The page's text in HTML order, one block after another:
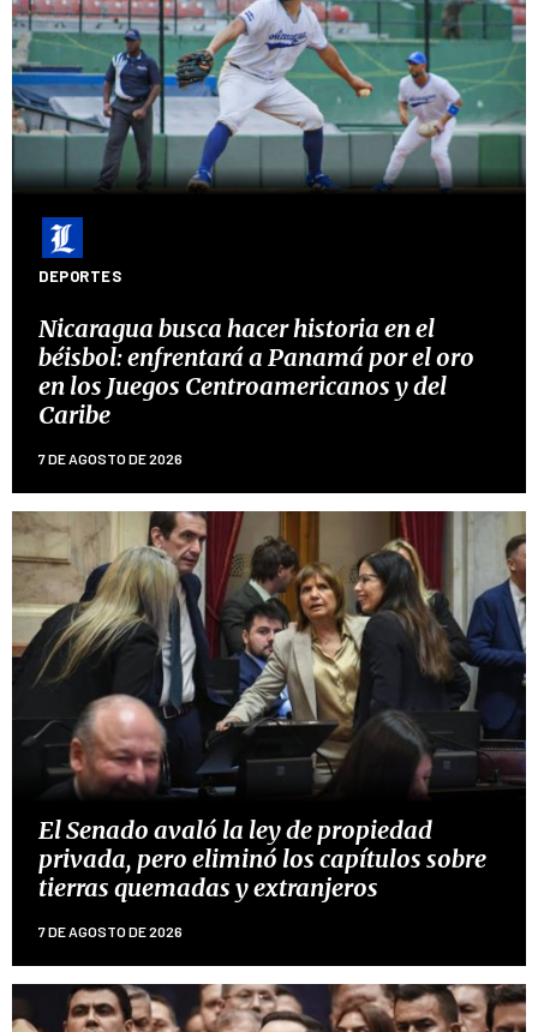
DEPORTES
Nicaragua busca hacer historia en el
béisbol: enfrentará a Panamá por el oro
en los Juegos Centroamericanos y del
Caribe
7 DE AGOSTO DE 2026
El Senado avaló la ley de propiedad
privada, pero eliminó los capítulos sobre
tierras quemadas y extranjeros
7 DE AGOSTO DE 2026